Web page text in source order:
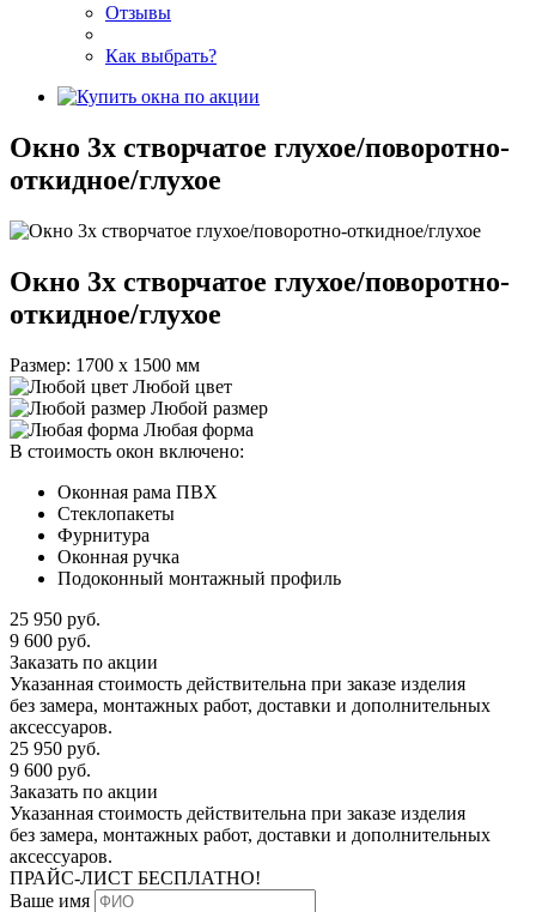
Отзывы
Как выбрать?
Окно 3х створчатое глухое/поворотно-
откидное/глухое
Окно 3х створчатое глухое/поворотно-
откидное/глухое
Размер: 1700 х 1500 мм
Любой цвет
Любой размер
Любая форма
В стоимость окон включено:
Оконная рама ПВХ
Стеклопакеты
Фурнитура
Оконная ручка
Подоконный монтажный профиль
25 950 руб.
9 600 руб.
Заказать по акции
Указанная стоимость действительна при заказе изделия
без замера, монтажных работ, доставки и дополнительных
аксессуаров.
25 950 руб.
9 600 руб.
Заказать по акции
Указанная стоимость действительна при заказе изделия
без замера, монтажных работ, доставки и дополнительных
аксессуаров.
ПРАЙС-ЛИСТ БЕСПЛАТНО!
Ваше имя